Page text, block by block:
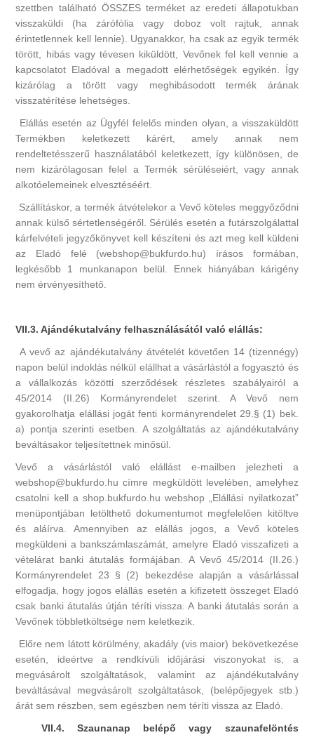
szettben található ÖSSZES terméket az eredeti állapotukban
visszaküldi (ha zárófólia vagy doboz volt rajtuk, annak
érintetlennek kell lennie). Ugyanakkor, ha csak az egyik termék
törött, hibás vagy tévesen kiküldött, Vevőnek fel kell vennie a
kapcsolatot Eladóval a megadott elérhetőségek egyikén. Így
kizárólag a törött vagy meghibásodott termék árának
visszatérítése lehetséges.
Elállás esetén az Ügyfél felelős minden olyan, a visszaküldött
Termékben keletkezett kárért, amely annak nem
rendeltetésszerű használatából keletkezett, így különösen, de
nem kizárólagosan felel a Termék sérüléseiért, vagy annak
alkotóelemeinek elvesztéséért.
Szállításkor, a termék átvételekor a Vevő köteles meggyőződni
annak külső sértetlenségéről. Sérülés esetén a futárszolgálattal
kárfelvételi jegyzőkönyvet kell készíteni és azt meg kell küldeni
az Eladó felé (webshop@bukfurdo.hu) írásos formában,
legkésőbb 1 munkanapon belül. Ennek hiányában kárigény
nem érvényesíthető.
VII.3. Ajándékutalvány felhasználásától való elállás:
A vevő az ajándékutalvány átvételét követően 14 (tizennégy)
napon belül indoklás nélkül elállhat a vásárlástól a fogyasztó és
a vállalkozás közötti szerződések részletes szabályairól a
45/2014 (II.26) Kormányrendelet szerint. A Vevő nem
gyakorolhatja elállási jogát fenti kormányrendelet 29.§ (1) bek.
a) pontja szerinti esetben. A szolgáltatás az ajándékutalvány
beváltásakor teljesítettnek minősül.
Vevő a vásárlástól való elállást e-mailben jelezheti a
webshop@bukfurdo.hu címre megküldött levelében, amelyhez
csatolni kell a shop.bukfurdo.hu webshop „Elállási nyilatkozat”
menüpontjában letölthető dokumentumot megfelelően kitöltve
és aláírva. Amennyiben az elállás jogos, a Vevő köteles
megküldeni a bankszámlaszámát, amelyre Eladó visszafizeti a
vételárat banki átutalás formájában. A Vevő 45/2014 (II.26.)
Kormányrendelet 23 § (2) bekezdése alapján a vásárlással
elfogadja, hogy jogos elállás esetén a kifizetett összeget Eladó
csak banki átutalás útján téríti vissza. A banki átutalás során a
Vevőnek többletköltsége nem keletkezik.
Előre nem látott körülmény, akadály (vis maior) bekövetkezése
esetén, ideértve a rendkívüli időjárási viszonyokat is, a
megvásárolt szolgáltatások, valamint az ajándékutalvány
beváltásával megvásárolt szolgáltatások, (belépőjegyek stb.)
árát sem részben, sem egészben nem téríti vissza az Eladó.
VII.4. Szaunanap belépő vagy szaunafelöntés